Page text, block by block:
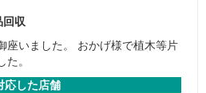
回収
座いました。 おかげ様で植木等片
。
応した店舗